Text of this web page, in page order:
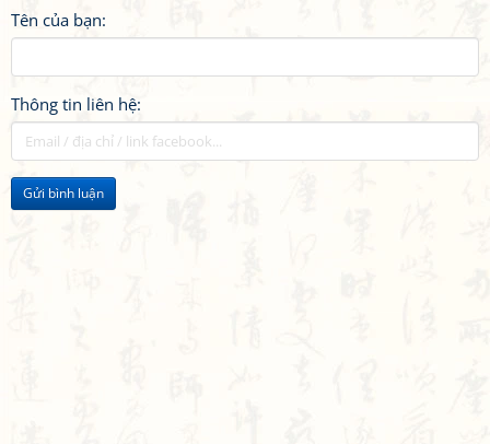
Tên của bạn:
Thông tin liên hệ:
Gửi bình luận